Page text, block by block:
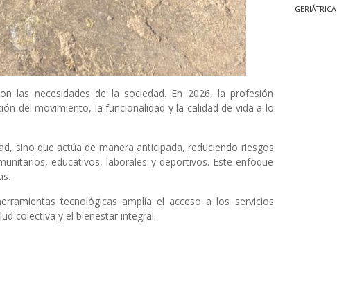
las necesidades de la sociedad. En 2026, la profesión
del movimiento, la funcionalidad y la calidad de vida a lo
sino que actúa de manera anticipada, reduciendo riesgos
educativos, laborales y deportivos. Este enfoque
tecnológicas amplía el acceso a los servicios
colectiva y el bienestar integral.
GERIÁTRICA